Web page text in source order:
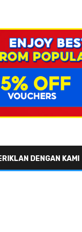
DENGAN KAMI